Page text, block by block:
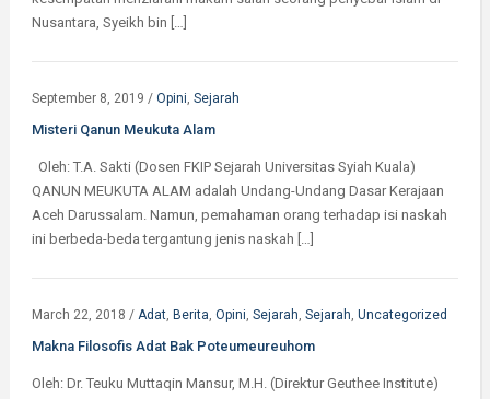
Nusantara, Syeikh bin […]
September 8, 2019 / Opini, Sejarah
Misteri Qanun Meukuta Alam
Oleh: T.A. Sakti (Dosen FKIP Sejarah Universitas Syiah Kuala)
QANUN MEUKUTA ALAM adalah Undang-Undang Dasar Kerajaan
Aceh Darussalam. Namun, pemahaman orang terhadap isi naskah
ini berbeda-beda tergantung jenis naskah […]
March 22, 2018 / Adat, Berita, Opini, Sejarah, Sejarah, Uncategorized
Makna Filosofis Adat Bak Poteumeureuhom
Oleh: Dr. Teuku Muttaqin Mansur, M.H. (Direktur Geuthee Institute)